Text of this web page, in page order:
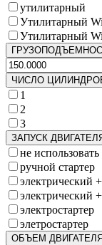
утилитарный
Утилитарный
Утилитарный
ЧИСЛО
1
2
3
ЗАПУСК
не
ручной стартер
электрический
электрический
электростартер
элетростартер
ОБЪЕМ